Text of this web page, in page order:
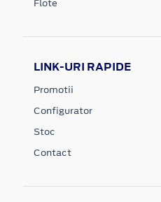
Flote
LINK-URI RAPIDE
Promotii
Configurator
Stoc
Contact